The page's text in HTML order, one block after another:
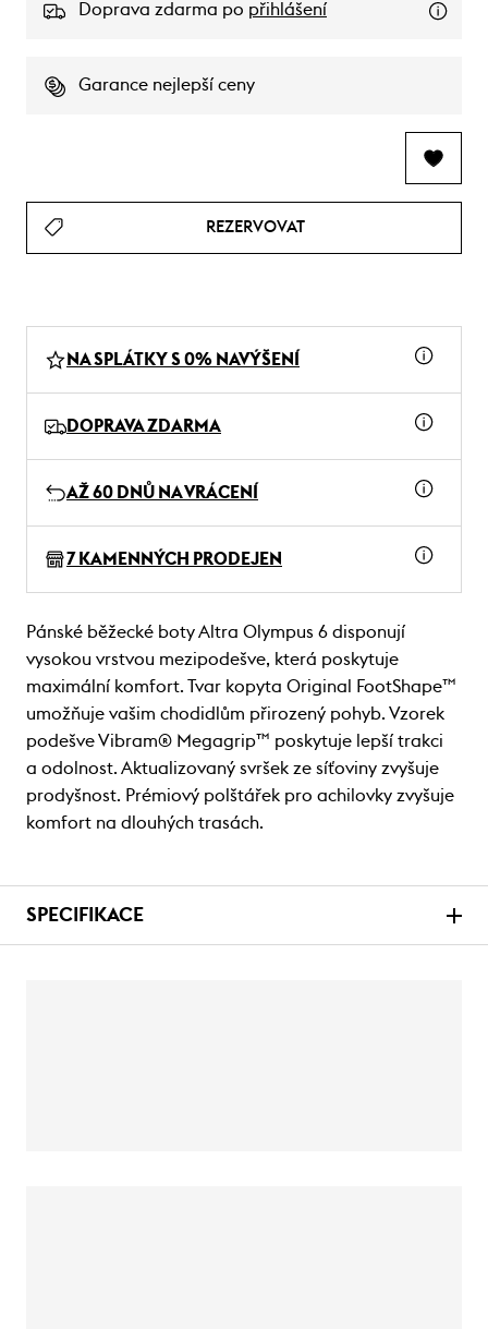
Doprava zdarma po přihlášení
Garance nejlepší ceny
REZERVOVAT
NA SPLÁTKY S 0% NAVÝŠENÍ
DOPRAVA ZDARMA
AŽ 60 DNŮ NA VRÁCENÍ
7 KAMENNÝCH PRODEJEN
Pánské běžecké boty Altra Olympus 6 disponují
vysokou vrstvou mezipodešve, která poskytuje
maximální komfort. Tvar kopyta Original FootShape™
umožňuje vašim chodidlům přirozený pohyb. Vzorek
podešve Vibram® Megagrip™ poskytuje lepší trakci
a odolnost. Aktualizovaný svršek ze síťoviny zvyšuje
prodyšnost. Prémiový polštářek pro achilovky zvyšuje
komfort na dlouhých trasách.
SPECIFIKACE